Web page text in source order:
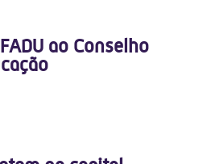
ao Conselho